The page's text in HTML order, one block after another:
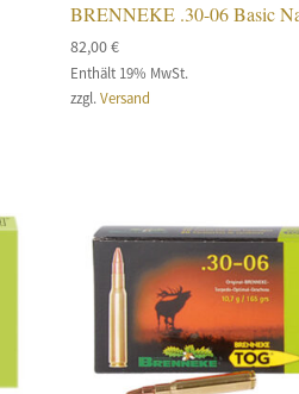
BRENNEKE .30-06 Basic
82,00€
Enthält 19% MwSt.
zzgl.Versand